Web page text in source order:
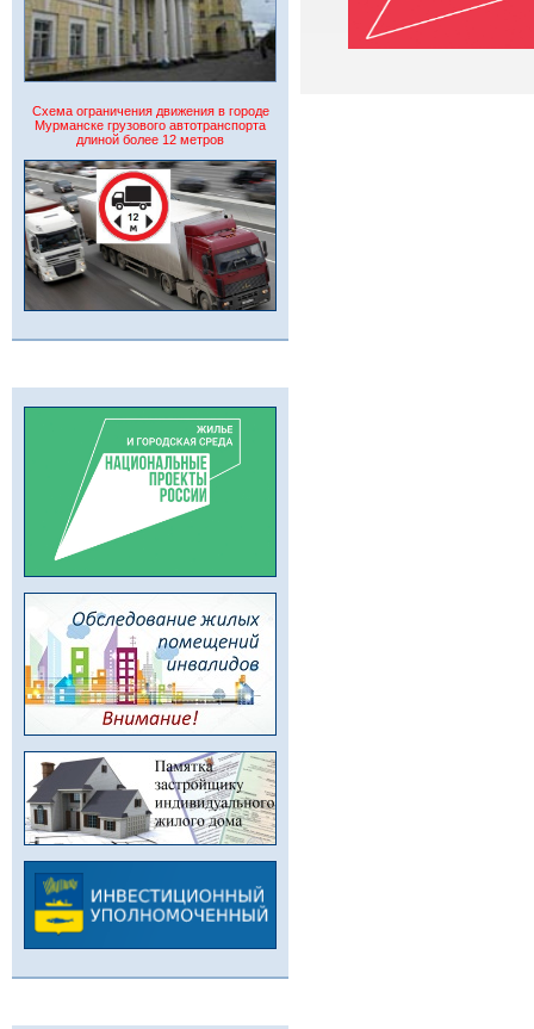
Схема ограничения движения в городе
Мурманске грузового автотранспорта
длиной более 12 метров